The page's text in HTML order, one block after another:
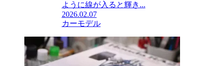
ように線が入ると輝き...
2026.02.07
カーモデル